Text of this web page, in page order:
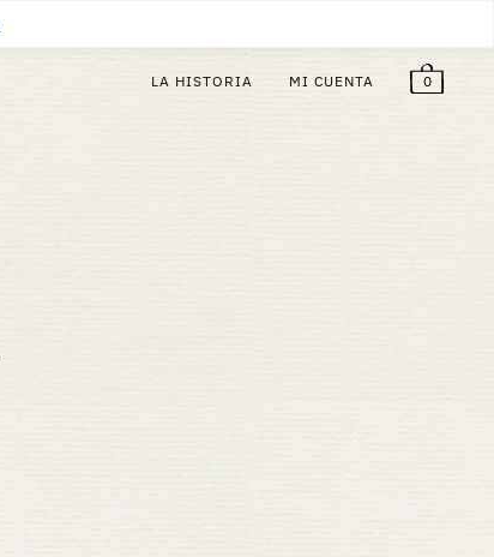
LA HISTORIA MI CUENTA 0